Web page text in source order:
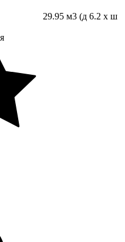
29.95 м3 (д 6.2 x ш